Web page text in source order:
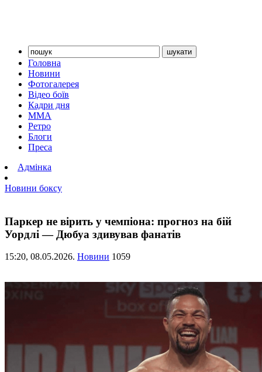
Головна
Новини
Фотогалерея
Відео боїв
Кадри дня
ММА
Ретро
Блоги
Преса
Адмінка
Новини боксу
Паркер не вірить у чемпіона: прогноз на бій
Уордлі — Дюбуа здивував фанатів
15:20, 08.05.2026. Новини 1059